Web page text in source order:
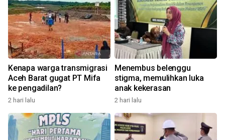
Kenapa warga transmigrasi
Aceh Barat gugat PT Mifa
ke pengadilan?
2 hari lalu
Menembus belenggu
stigma, memulihkan luka
anak kekerasan
2 hari lalu